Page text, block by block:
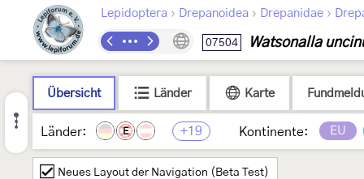
Lepidoptera › Drepanoidea › Drepanidae ›
07504 Watsonalla
Übersicht Länder Karte
Länder: E +19 Kontinente: EU
Neues Layout der Navigation (Beta Test)